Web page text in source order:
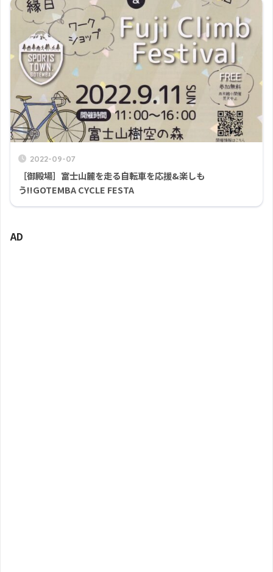
2022-09-07
［御殿場］富士山麓を走る自転車を応援&楽しも
う!!GOTEMBA CYCLE FESTA
AD